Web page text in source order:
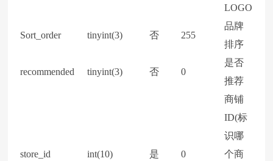
LOGO
Sort_order tinyint(3) 否 255
品牌
排序
recommended tinyint(3) 否 0
是否
推荐
store_id int(10) 是 0
商铺
ID(标
识哪
个商